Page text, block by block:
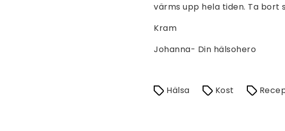
värms upp hela tiden. Ta bort
Kram
Johanna- Din hälsohero
Hälsa Kost